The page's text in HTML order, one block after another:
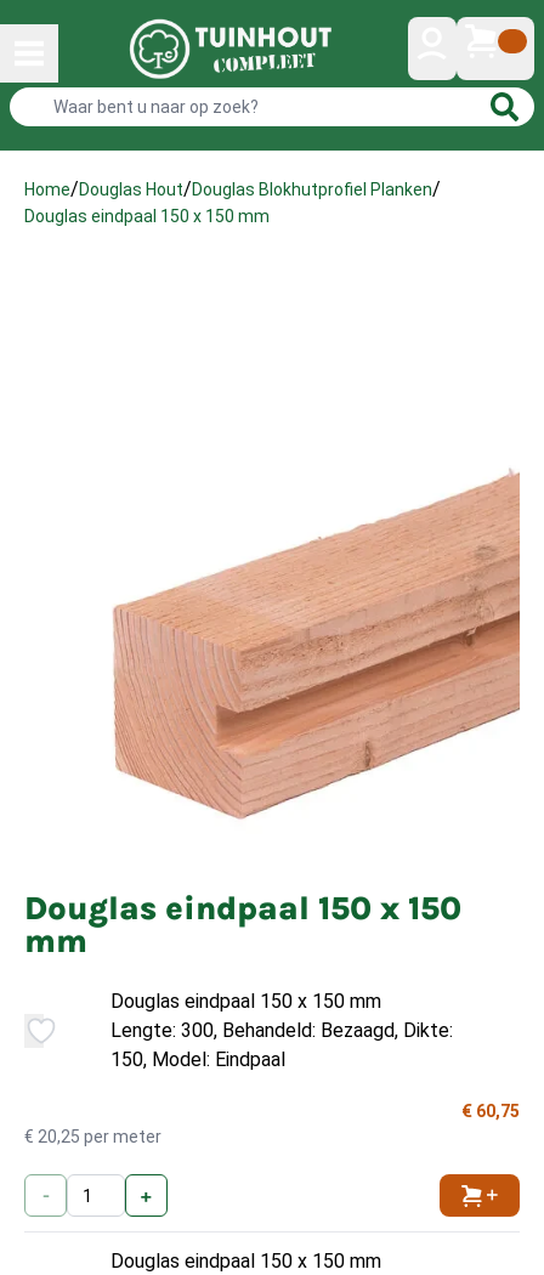
Home/Douglas Hout/Douglas Blokhutprofiel Planken/
Douglas eindpaal 150 x 150 mm
Douglas eindpaal 150 x 150
mm
Douglas eindpaal 150 x 150 mm
Lengte: 300, Behandeld: Bezaagd, Dikte:
150, Model: Eindpaal
€ 60,75
€ 20,25 per meter
- +
Douglas eindpaal 150 x 150 mm